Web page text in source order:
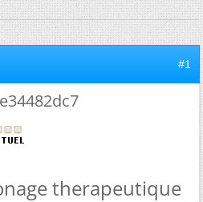
#1
therapeutique